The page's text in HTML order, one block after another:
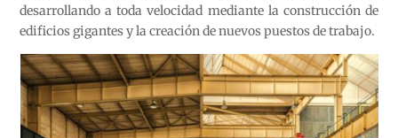
desarrollando a toda velocidad mediante la construcción de
edificios gigantes y la creación de nuevos puestos de trabajo.